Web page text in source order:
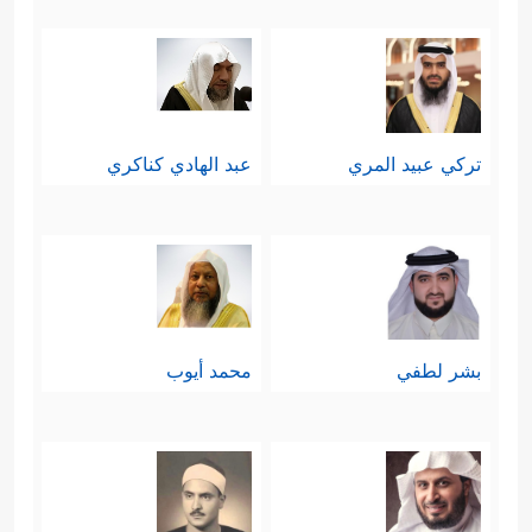
ٱلۡمُؤۡمِنِینَۚ﴾
﴿مُّذَبۡذَبِینَ بَیۡنَ ذَ ٰ⁠لِكَ لَاۤ إِلَىٰ هَـٰۤـؤُلَاۤءِ وَلَاۤ إِلَىٰ هَـٰۤـؤُلَاۤءِۚ﴾
لأنه ليست عندهم راية واضحة ينحازون
مُنحازٌ لقومه، وهؤلاء ضائِعون انتهازيُّون
يبحثون عن الفتات تحت أي سفرة،
وليس التذبذُب التحيُّر أو التردد بين
الإيمان والكفر.
سادسًا: إنهم مخادعون﴿إِنَّ ٱلۡمُنَـٰفِقِینَ
یُخَـٰدِعُونَ ٱللَّهَ وَهُوَ خَـٰدِعُهُمۡ﴾أي: أنهم يظنون
تركي عبيد المري عبد الهادي كناكري
بشر لطفي محمد أيوب